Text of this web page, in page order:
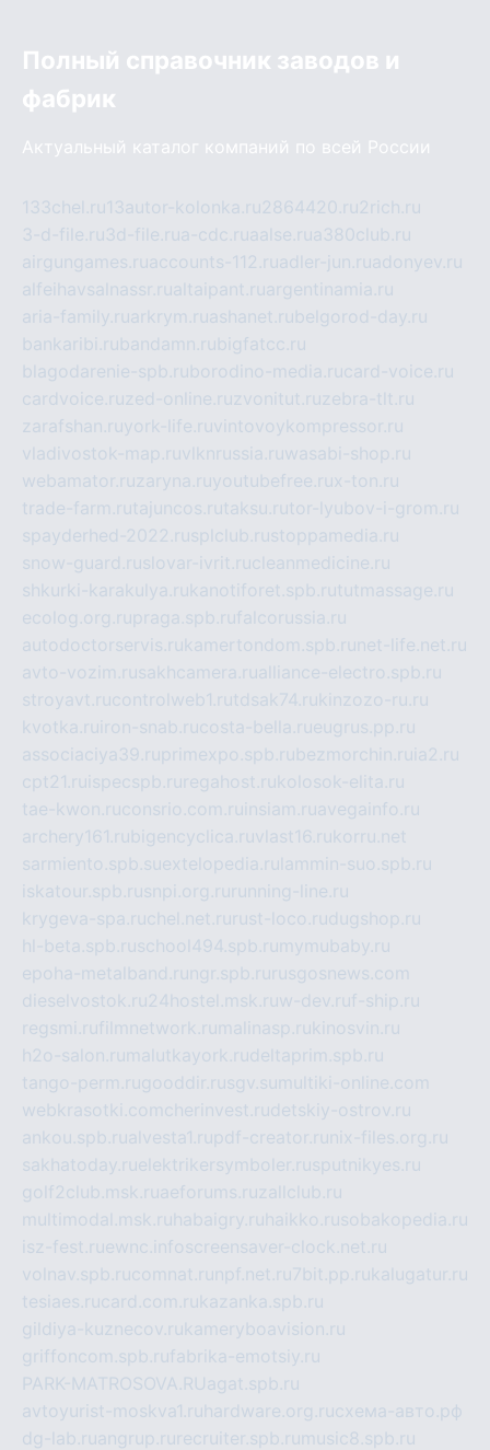
Полный справочник заводов и
фабрик
Актуальный каталог компаний по всей России
133chel.ru13autor-kolonka.ru2864420.ru2rich.ru
3-d-file.ru3d-file.rua-cdc.ruaalse.rua380club.ru
airgungames.ruaccounts-112.ruadler-jun.ruadonyev.ru
alfeihavsalnassr.rualtaipant.ruargentinamia.ru
aria-family.ruarkrym.ruashanet.rubelgorod-day.ru
bankaribi.rubandamn.rubigfatcc.ru
blagodarenie-spb.ruborodino-media.rucard-voice.ru
cardvoice.ruzed-online.ruzvonitut.ruzebra-tlt.ru
zarafshan.ruyork-life.ruvintovoykompressor.ru
vladivostok-map.ruvlknrussia.ruwasabi-shop.ru
webamator.ruzaryna.ruyoutubefree.rux-ton.ru
trade-farm.rutajuncos.rutaksu.rutor-lyubov-i-grom.ru
spayderhed-2022.rusplclub.rustoppamedia.ru
snow-guard.ruslovar-ivrit.rucleanmedicine.ru
shkurki-karakulya.rukanotiforet.spb.rututmassage.ru
ecolog.org.rupraga.spb.rufalcorussia.ru
autodoctorservis.rukamertondom.spb.ru net-life.net.ru
avto-vozim.rusakhcamera.rualliance-electro.spb.ru
stroyavt.rucontrolweb1.rutdsak74.rukinzozo-ru.ru
kvotka.ru iron-snab.rucosta-bella.rueugrus.pp.ru
associaciya39.ruprimexpo.spb.rubezmorchin.ru ia2.ru
cpt21.ru ispecspb.ru regahost.rukolosok-elita.ru
tae-kwon.ruconsrio.com.ru insiam.ruavegainfo.ru
archery161.rubigencyclica.ruvlast16.rukorru.net
sarmiento.spb.suextelopedia.ru lammin-suo.spb.ru
iskatour.spb.rusnpi.org.ru running-line.ru
krygeva-spa.ruchel.net.ru rust-loco.rudugshop.ru
hl-beta.spb.ruschool494.spb.ru mymubaby.ru
epoha-metalband.ru ngr.spb.ru rusgosnews.com
dieselvostok.ru24hostel.msk.ruw-dev.ruf-ship.ru
regsmi.rufilmnetwork.ru malinasp.rukinosvin.ru
h2o-salon.ru malutkayork.rudeltaprim.spb.ru
tango-perm.rugooddir.rusgv.su multiki-online.com
webkrasotki.comcherinvest.rudetskiy-ostrov.ru
ankou.spb.rualvesta1.rupdf-creator.ru nix-files.org.ru
sakhatoday.ruelektrikersymboler.rusputnikyes.ru
golf2club.msk.ruaeforums.ruzallclub.ru
multimodal.msk.ru habaigry.ru haikko.rusobakopedia.ru
isz-fest.ruewnc.infoscreensaver-clock.net.ru
volnav.spb.rucomnat.ru npf.net.ru 7bit.pp.rukalugatur.ru
tesiaes.rucard.com.rukazanka.spb.ru
gildiya-kuznecov.rukameryboavision.ru
griffoncom.spb.rufabrika-emotsiy.ru
PARK-MATROSOVA.RUagat.spb.ru
avtoyurist-moskva1.ru hardware.org.ruсхема-авто.рф
dg-lab.ruangrup.ru recruiter.spb.ru music8.spb.ru